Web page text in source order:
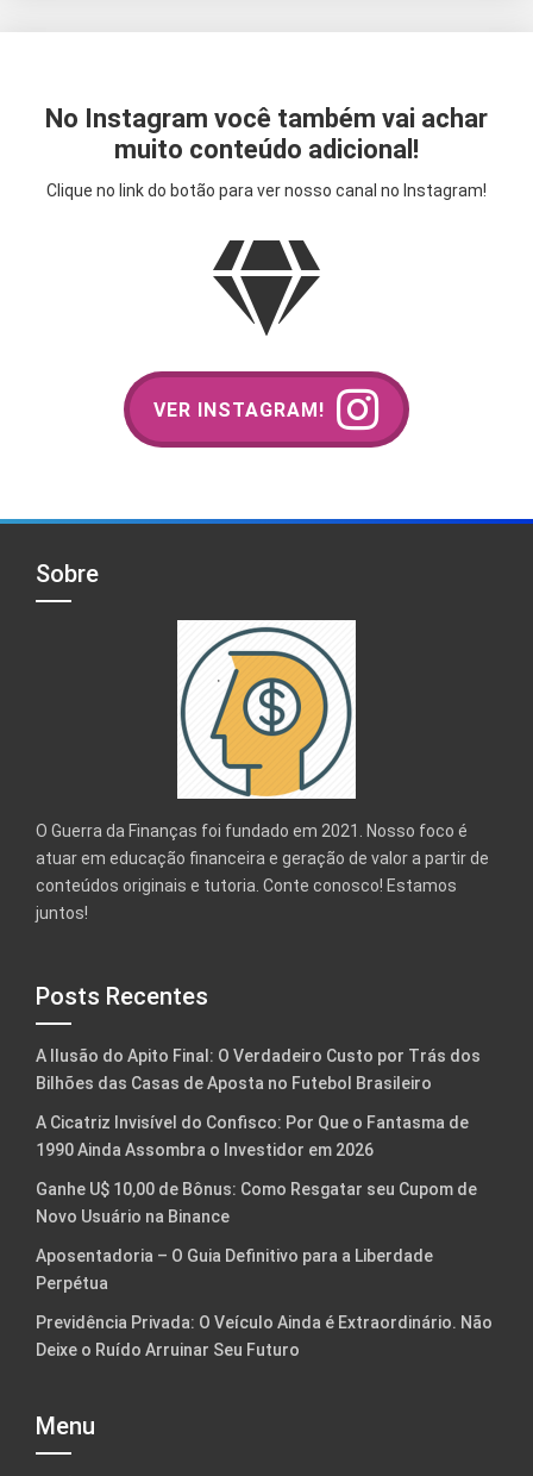
No Instagram você também vai achar
muito conteúdo adicional!
Clique no link do botão para ver nosso canal no Instagram!
VER INSTAGRAM!
Sobre
O Guerra da Finanças foi fundado em 2021. Nosso foco é
atuar em educação financeira e geração de valor a partir de
conteúdos originais e tutoria. Conte conosco! Estamos
juntos!
Posts Recentes
A Ilusão do Apito Final: O Verdadeiro Custo por Trás dos
Bilhões das Casas de Aposta no Futebol Brasileiro
A Cicatriz Invisível do Confisco: Por Que o Fantasma de
1990 Ainda Assombra o Investidor em 2026
Ganhe U$ 10,00 de Bônus: Como Resgatar seu Cupom de
Novo Usuário na Binance
Aposentadoria – O Guia Definitivo para a Liberdade
Perpétua
Previdência Privada: O Veículo Ainda é Extraordinário. Não
Deixe o Ruído Arruinar Seu Futuro
Menu